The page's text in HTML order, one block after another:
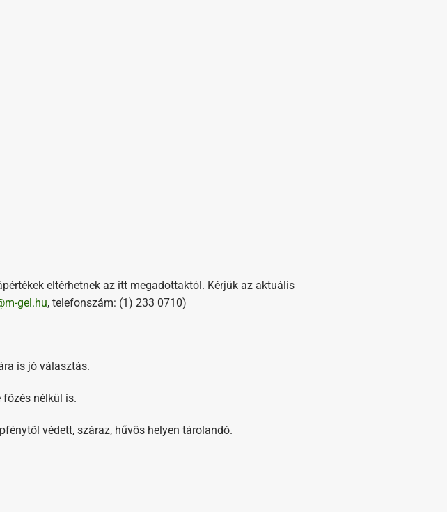
eltérhetnek az itt megadottaktól. Kérjük az aktuális
gel.hu, telefonszám: (1) 233 0710)
is jó választás.
főzés nélkül is.
védett, száraz, hűvös helyen tárolandó.